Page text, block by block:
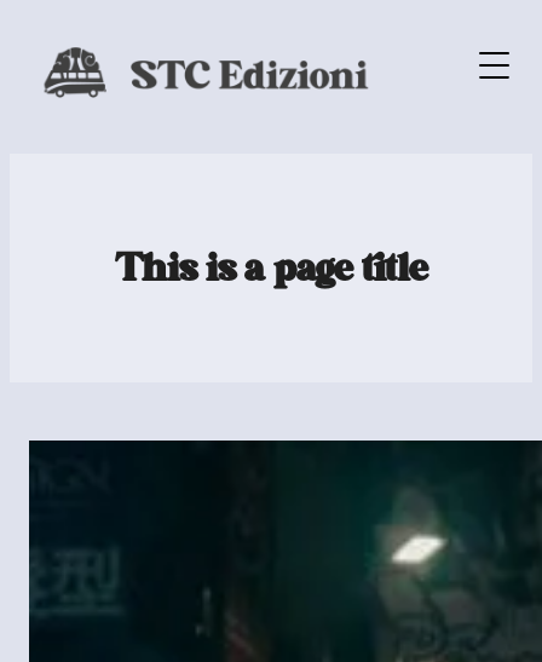
This is a page title